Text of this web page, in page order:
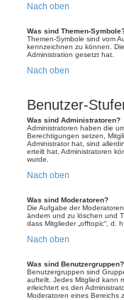
Nach oben
Was sind Themen-
Themen-Symbole sind vom
kennzeichnen zu können.
Administration gesetzt hat.
Nach oben
Benutzer-
Was sind Administratoren?
Administratoren haben die
Berechtigungen setzen,
Administrator hat, sind
erteilt hat. Administratoren
wurde.
Nach oben
Was sind Moderatoren?
Die Aufgabe der
ändern und zu löschen und
dass Mitglieder „offtopic“, d.
Nach oben
Was sind Benutzergruppen?
Benutzergruppen sind
aufteilt. Jedes Mitglied kann
erleichtert es den
Moderatoren eines Bereichs